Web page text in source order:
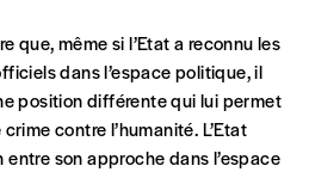
à un·e ami·e et offrez-lui un
au choix.
(5 numéros)
que, même si l’Etat a reconnu les
dans l’espace politique, il
position différente qui lui permet
contre l’humanité. L’Etat
son approche dans l’espace